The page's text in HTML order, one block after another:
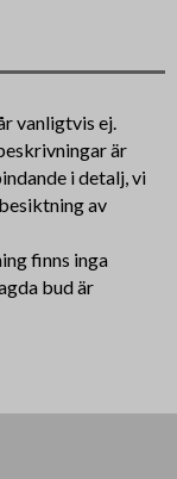
vanligtvis ej.
är
i detalj, vi
av
finns inga
bud är